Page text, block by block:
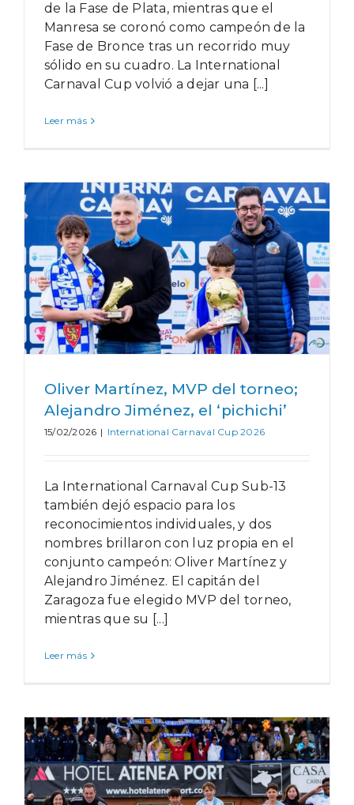
de la Fase de Plata, mientras que el
Manresa se coronó como campeón de la
Fase de Bronce tras un recorrido muy
sólido en su cuadro. La International
Carnaval Cup volvió a dejar una [...]
Leer más
Oliver Martínez, MVP del torneo;
Alejandro Jiménez, el ‘pichichi’
15/02/2026 | International Carnaval Cup 2026
La International Carnaval Cup Sub-13
también dejó espacio para los
reconocimientos individuales, y dos
nombres brillaron con luz propia en el
conjunto campeón: Oliver Martínez y
Alejandro Jiménez. El capitán del
Zaragoza fue elegido MVP del torneo,
mientras que su [...]
Leer más